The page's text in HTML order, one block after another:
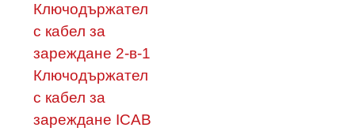
Ключодържател
с кабел за
зареждане 2-в-1
Ключодържател
с кабел за
зареждане ICAB